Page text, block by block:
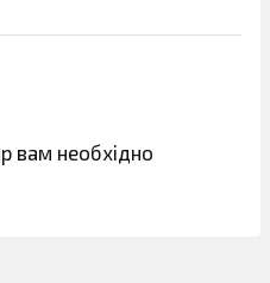
вам необхідно